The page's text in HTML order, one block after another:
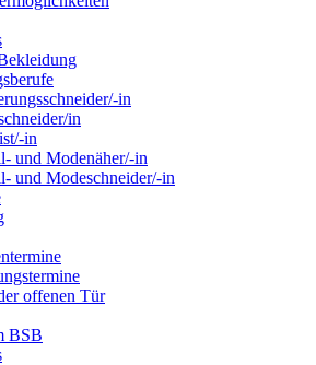
in
in
in
und Modenäher/-in
und Modeschneider/-in
offenen Tür
BSB